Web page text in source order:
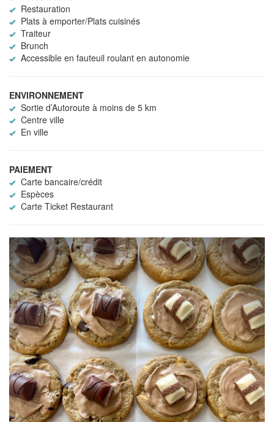
Restauration
Plats à emporter/Plats cuisinés
Traiteur
Brunch
Accessible en fauteuil roulant en autonomie
ENVIRONNEMENT
Sortie d’Autoroute à moins de 5 km
Centre ville
En ville
PAIEMENT
Carte bancaire/crédit
Espèces
Carte Ticket Restaurant